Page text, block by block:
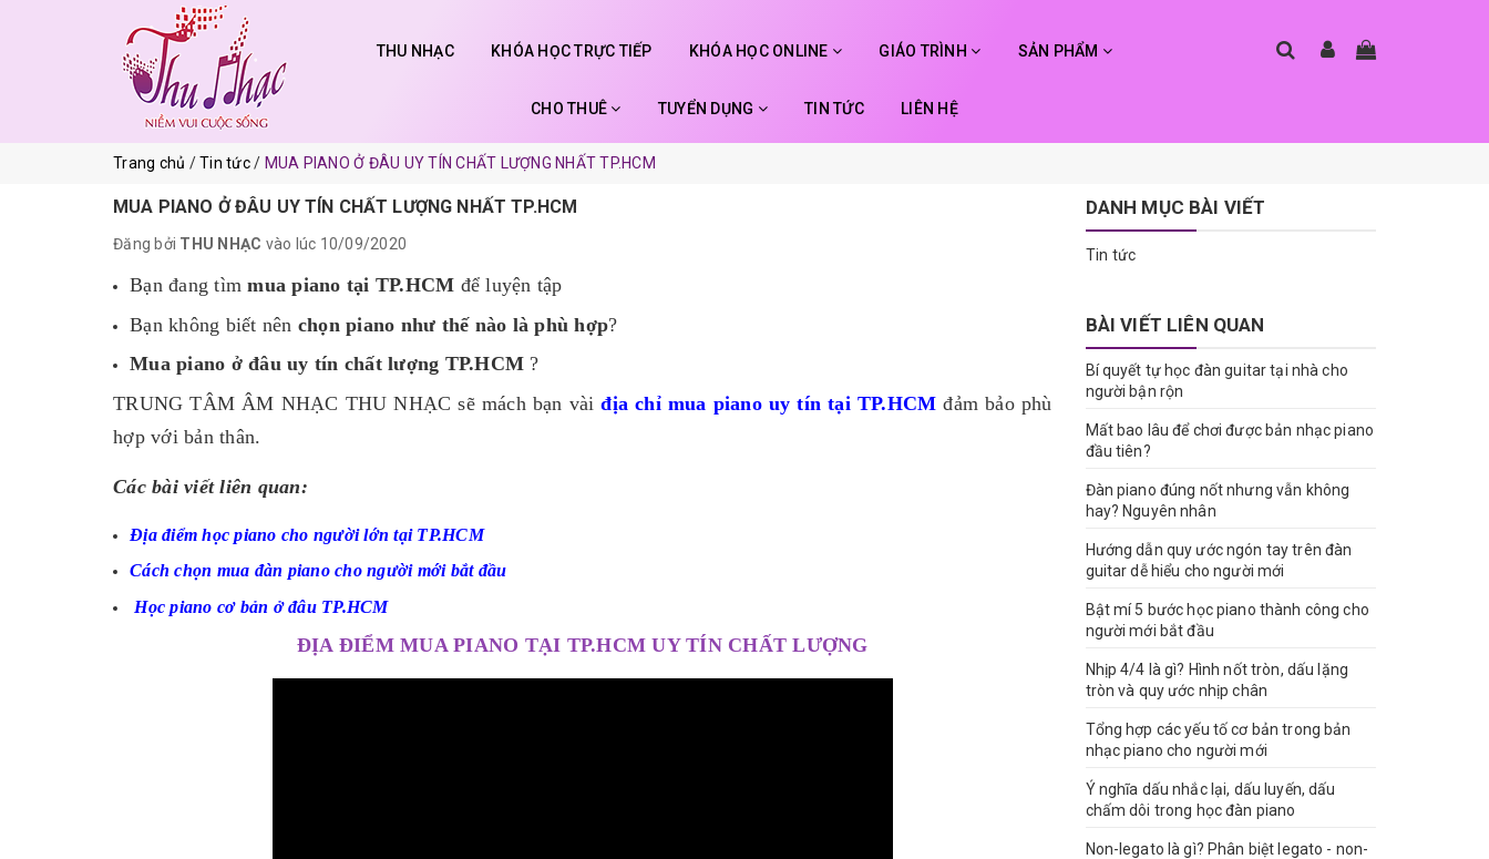
THU NHẠC KHÓA HỌC TRỰC TIẾP KHÓA HỌC ONLINE GIÁO TRÌNH SẢN PHẨM
CHO THUÊ TUYỂN DỤNG TIN TỨC LIÊN HỆ
Trang chủ Tin tức MUA PIANO Ở ĐÂU UY TÍN CHẤT LƯỢNG NHẤT TP.HCM
MUA PIANO Ở ĐÂU UY TÍN CHẤT LƯỢNG NHẤT TP.HCM
Đăng bởi THU NHẠC vào lúc 10/09/2020
Bạn đang tìmmua piano tại TP.HCM để luyện tập
Bạn không biết nên chọn piano như thế nào là phù hợp?
Mua piano ở đâu uy tín chất lượng TP.HCM ?
TRUNG TÂM ÂM NHẠC THU NHẠC sẽ mách bạn vàiđịa chỉ mua piano uy tín tại TP.HCM đảm bảo phù
hợp với bản thân.
Các bài viết liên quan:
Địa điểm học piano cho người lớn tại TP.HCM
Cách chọn mua đàn piano cho người mới bắt đầu
Học piano cơ bản ở đâu TP.HCM
ĐỊA ĐIỂM MUA PIANO TẠI TP.HCM UY TÍN CHẤT LƯỢNG
DANH MỤC BÀI VIẾT
Tin tức
BÀI VIẾT LIÊN QUAN
Bí quyết tự học đàn guitar tại nhà cho
người bận rộn
Mất bao lâu để chơi được bản nhạc piano
đầu tiên?
Đàn piano đúng nốt nhưng vẫn không
hay? Nguyên nhân
Hướng dẫn quy ước ngón tay trên đàn
guitar dễ hiểu cho người mới
Bật mí 5 bước học piano thành công cho
người mới bắt đầu
Nhịp 4/4 là gì? Hình nốt tròn, dấu lặng
tròn và quy ước nhịp chân
Tổng hợp các yếu tố cơ bản trong bản
nhạc piano cho người mới
Ý nghĩa dấu nhắc lại, dấu luyến, dấu
chấm dôi trong học đàn piano
Non-legato là gì? Phân biệt legato - non-